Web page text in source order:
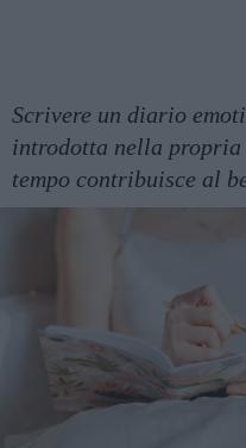
Scrivere un diario
introdotta nella
tempo contribuisce al